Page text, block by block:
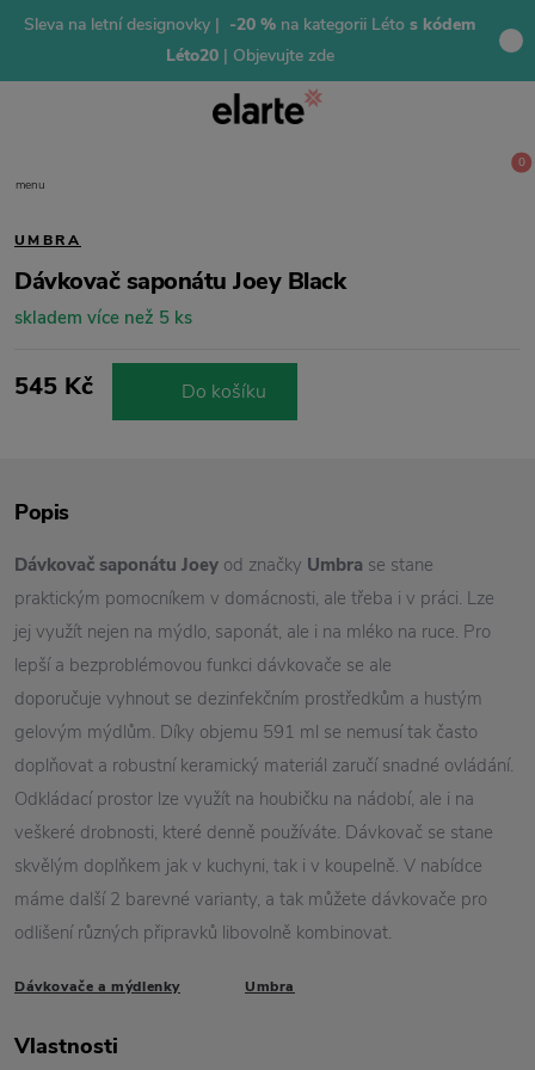
Sleva na letní designovky | -20 % na kategorii Léto s kódem
Léto20 | Objevujte zde
menu
0
UMBRA
Dávkovač saponátu Joey Black
skladem více než 5 ks
545 Kč Do košíku
Popis
Dávkovač saponátu Joey od značky Umbra se stane
praktickým pomocníkem v domácnosti, ale třeba i v práci. Lze
jej využít nejen na mýdlo, saponát, ale i na mléko na ruce. Pro
lepší a bezproblémovou funkci dávkovače se ale
doporučuje vyhnout se dezinfekčním prostředkům a hustým
gelovým mýdlům. Díky objemu 591 ml se nemusí tak často
doplňovat a robustní keramický materiál zaručí snadné ovládání.
Odkládací prostor lze využít na houbičku na nádobí, ale i na
veškeré drobnosti, které denně používáte. Dávkovač se stane
skvělým doplňkem jak v kuchyni, tak i v koupelně. V nabídce
máme další 2 barevné varianty, a tak můžete dávkovače pro
odlišení různých připravků libovolně kombinovat.
Dávkovače a mýdlenky Umbra
Vlastnosti